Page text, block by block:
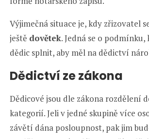
Výjimečná situace je, kdy zřizovatel
ještě dovětek. Jedná se o
dědic splnit, aby měl na dědictví
Dědictví ze zákona
Dědicové jsou dle zákona rozdělení
kategorií. Jeli v jedné skupině více
závětí dána posloupnost, pak jim